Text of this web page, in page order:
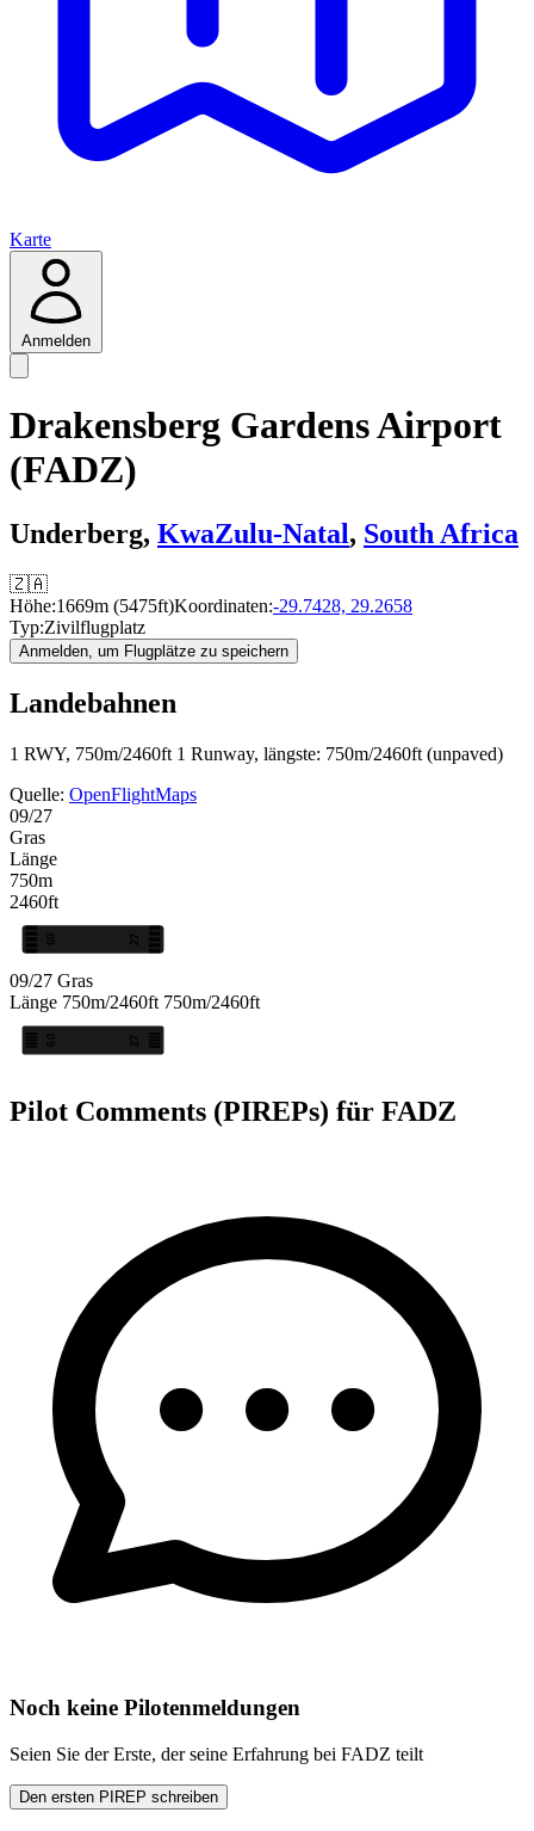
Karte
Anmelden
Drakensberg Gardens Airport
(FADZ)
Underberg, KwaZulu-Natal, South Africa
🇿🇦
Höhe:1669m (5475ft)Koordinaten:-29.7428, 29.2658
Typ:Zivilflugplatz
Anmelden, um Flugplätze zu speichern
Landebahnen
1 RWY, 750m/2460ft 1 Runway, längste: 750m/2460ft (unpaved)
Quelle: OpenFlightMaps
09/27
Gras
Länge
750m
2460ft
27
09
09/27 Gras
Länge 750m/2460ft 750m/2460ft
27
09
Pilot Comments (PIREPs) für FADZ
Noch keine Pilotenmeldungen
Seien Sie der Erste, der seine Erfahrung bei FADZ teilt
Den ersten PIREP schreiben